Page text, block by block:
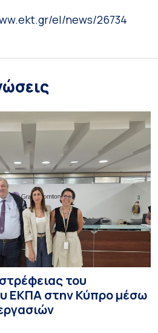
el/news/26734
του
ΕΚΠΑ στην Κύπρο μέσω